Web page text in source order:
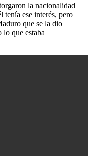
la nacionalidad
tenía ese interés, pero
que se la dio
que estaba